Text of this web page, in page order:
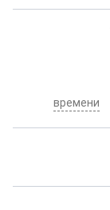
времени